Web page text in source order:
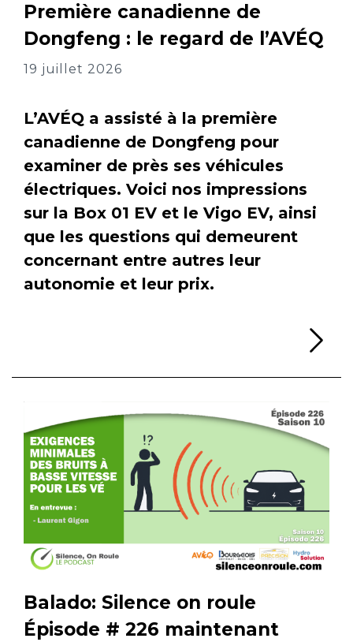
Première canadienne de
Dongfeng : le regard de l’AVÉQ
19 juillet 2026
L’AVÉQ a assisté à la première
canadienne de Dongfeng pour
examiner de près ses véhicules
électriques. Voici nos impressions
sur la Box 01 EV et le Vigo EV, ainsi
que les questions qui demeurent
concernant entre autres leur
autonomie et leur prix.
Balado: Silence on roule
Épisode # 226 maintenant